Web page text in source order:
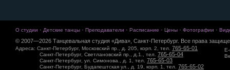
О студии · Детские танцы · Преподаватели · Расписание · Цены · Фотографии ·
© 2007—2026 Танцевальная студия «Дива», Санкт-Петербург. Все права
Адреса: Санкт-Петербург, Московский пр., д. 205, корп. 2, тел. 765-65-01
Санкт-Петербург, Светлановский пр., д.1., тел. 765-65-04
Санкт-Петербург, ул. Симонова., д. 1, тел. 765-65-03
Санкт-Петербург, Будапештская ул., д. 19, корп. 1, тел. 765-65-02